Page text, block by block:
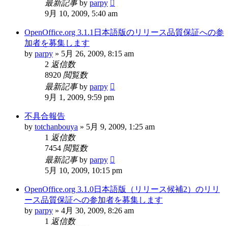
最新記事by parpy
9月 10, 2009, 5:40 am
OpenOffice.org 3.1.1日本語版のリリース品質保証への参
加者を募集します
by parpy » 5月 26, 2009, 8:15 am
2 返信数
8920 閲覧数
最新記事by parpy
9月 1, 2009, 9:59 pm
不具合報告
by totchanbouya » 5月 9, 2009, 1:25 am
1 返信数
7454 閲覧数
最新記事by parpy
5月 10, 2009, 10:15 pm
OpenOffice.org 3.1.0日本語版（リリース候補2）のリリ
ース品質保証への参加者を募集します
by parpy » 4月 30, 2009, 8:26 am
1 返信数